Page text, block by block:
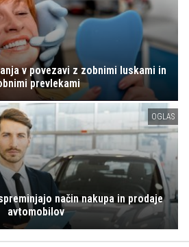
v povezavi z zobnimi luskami in
prevlekami
OGLAS
način nakupa in prodaje
avtomobilov